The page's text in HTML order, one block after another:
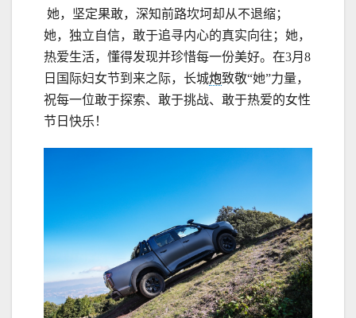
她，坚定果敢，深知前路坎坷却从不退缩；
她，独立自信，敢于追寻内心的真实向往；她，
热爱生活，懂得发现并珍惜每一份美好。在3月8
日国际妇女节到来之际，长城炮致敬“她”力量，
祝每一位敢于探索、敢于挑战、敢于热爱的女性
节日快乐！